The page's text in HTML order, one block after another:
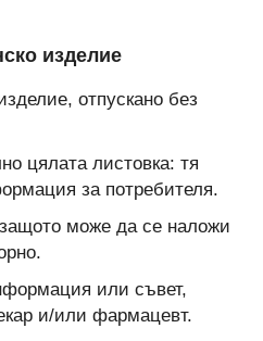
изделие
отпускано без
цялата листовка: тя
за потребителя.
може да се наложи
или съвет,
и/или фармацевт.